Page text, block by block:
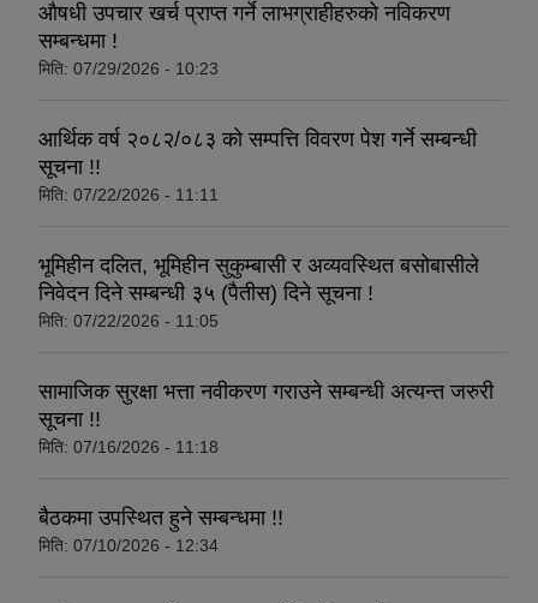
औषधी उपचार खर्च प्राप्त गर्ने लाभग्राहीहरुको नविकरण
सम्बन्धमा !
मिति: 07/29/2026 - 10:23
आर्थिक वर्ष २०८२/०८३ को सम्पत्ति विवरण पेश गर्ने सम्बन्धी
सूचना !!
मिति: 07/22/2026 - 11:11
भूमिहीन दलित, भूमिहीन सुकुम्बासी र अव्यवस्थित बसोबासीले
निवेदन दिने सम्बन्धी ३५ (पैतीस) दिने सूचना !
मिति: 07/22/2026 - 11:05
सामाजिक सुरक्षा भत्ता नवीकरण गराउने सम्बन्धी अत्यन्त जरुरी
सूचना !!
मिति: 07/16/2026 - 11:18
बैठकमा उपस्थित हुने सम्बन्धमा !!
मिति: 07/10/2026 - 12:34